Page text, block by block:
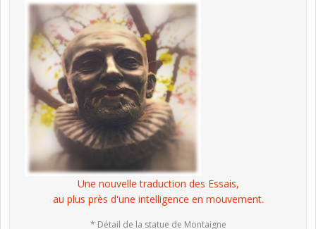
Une nouvelle traduction des Essais,
au plus près d'une intelligence en mouvement.
* Détail de la statue de Montaigne